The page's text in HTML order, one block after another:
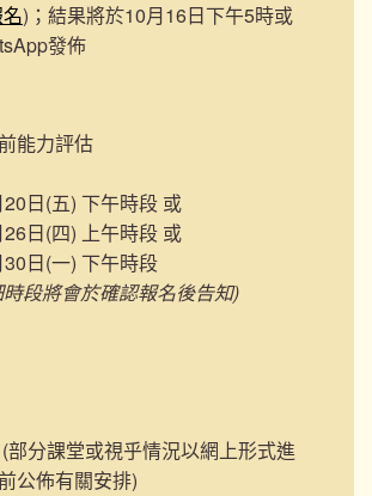
)；結果將於10月16日下午5時或
發佈
能力評估
日(五) 下午時段 或
日(四) 上午時段 或
日(一) 下午時段
段將會於確認報名後告知)
部分課堂或視乎情況以網上形式進
公佈有關安排)